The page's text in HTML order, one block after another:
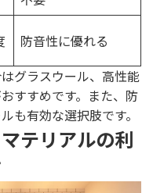
防音性に優れる
グラスウール、高性能
すすめです。また、防
も有効な選択肢です。
テリアルの利